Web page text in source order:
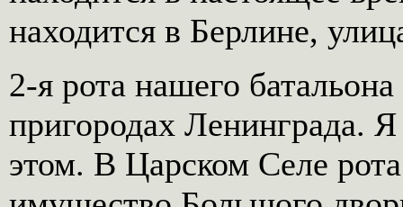
находится в Берлине,
2-я рота нашего
пригородах Ленинграда.
этом. В Царском Селе